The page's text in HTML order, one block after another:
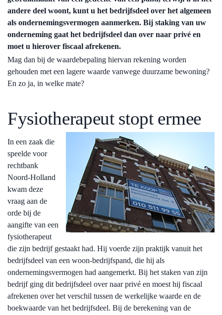
andere deel woont, kunt u het bedrijfsdeel over het algemeen
als ondernemingsvermogen aanmerken. Bij staking van uw
onderneming gaat het bedrijfsdeel dan over naar privé en
moet u hierover fiscaal afrekenen.
Mag dan bij de waardebepaling hiervan rekening worden
gehouden met een lagere waarde vanwege duurzame bewoning?
En zo ja, in welke mate?
Fysiotherapeut stopt ermee
In een zaak die
speelde voor
rechtbank
Noord-Holland
kwam deze
vraag aan de
orde bij de
aangifte van een
fysiotherapeut
die zijn bedrijf gestaakt had. Hij voerde zijn praktijk vanuit het
bedrijfsdeel van een woon-bedrijfspand, die hij als
ondernemingsvermogen had aangemerkt. Bij het staken van zijn
bedrijf ging dit bedrijfsdeel over naar privé en moest hij fiscaal
afrekenen over het verschil tussen de werkelijke waarde en de
boekwaarde van het bedrijfsdeel. Bij de berekening van de